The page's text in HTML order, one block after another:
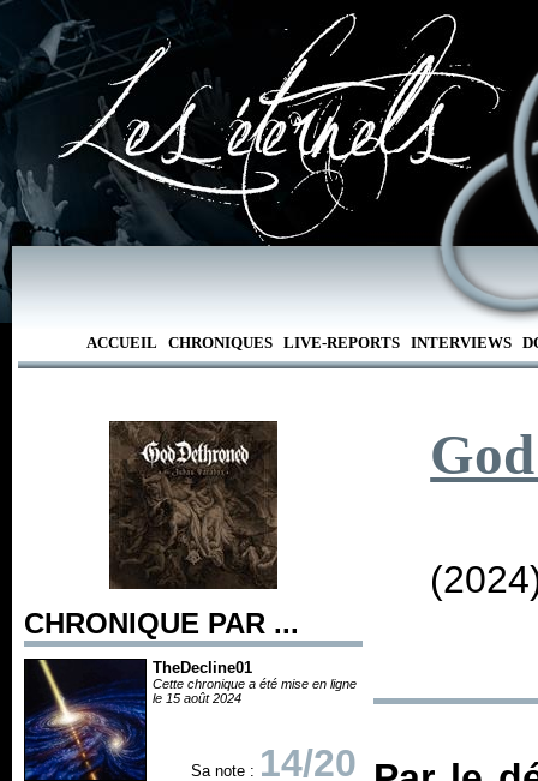
ACCUEIL CHRONIQUES LIVE-REPORTS INTERVIEWS
CHRONIQUE PAR ...
TheDecline01
Cette chronique a été mise en ligne
le 15 août 2024
Sa note : 14/20